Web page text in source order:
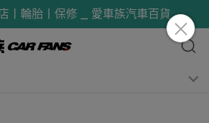
丨輪胎丨保修 _ 愛車族汽車百貨